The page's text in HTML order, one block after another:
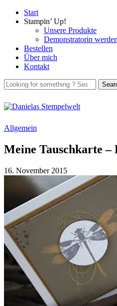
Start
Stampin’ Up!
Unsere Produkte
Demonstratorin werden
Bestellen
Über mich
Kontakt
Allgemein
Meine Tauschkarte –
16. November 2015